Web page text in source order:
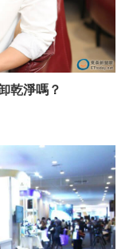
乾淨嗎？